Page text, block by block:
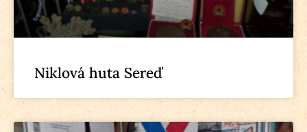
Niklová huta Sereď